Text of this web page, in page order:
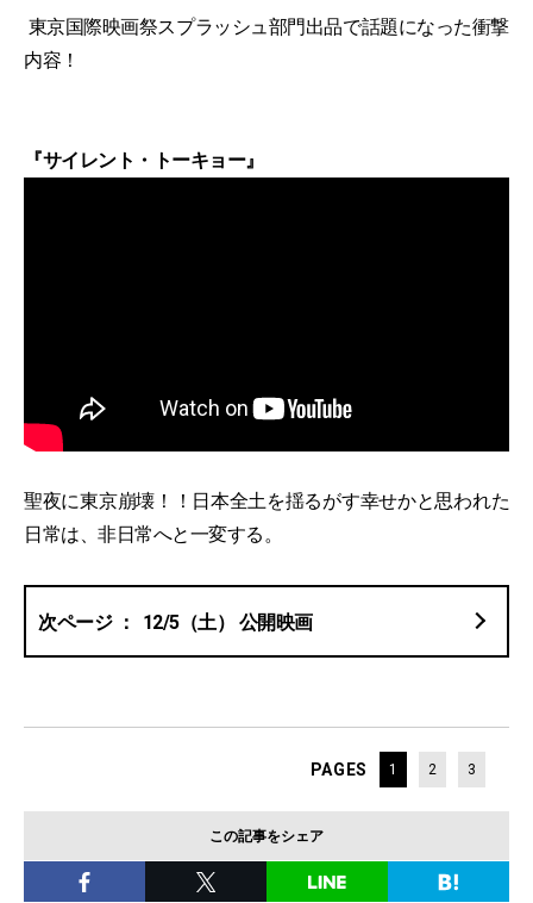
東京国際映画祭スプラッシュ部門出品で話題になった衝撃
内容！
『サイレント・トーキョー』
聖夜に東京崩壊！！日本全土を揺るがす幸せかと思われた
日常は、非日常へと一変する。
12/5（土） 公開映画
PAGES 1 2 3
この記事をシェア